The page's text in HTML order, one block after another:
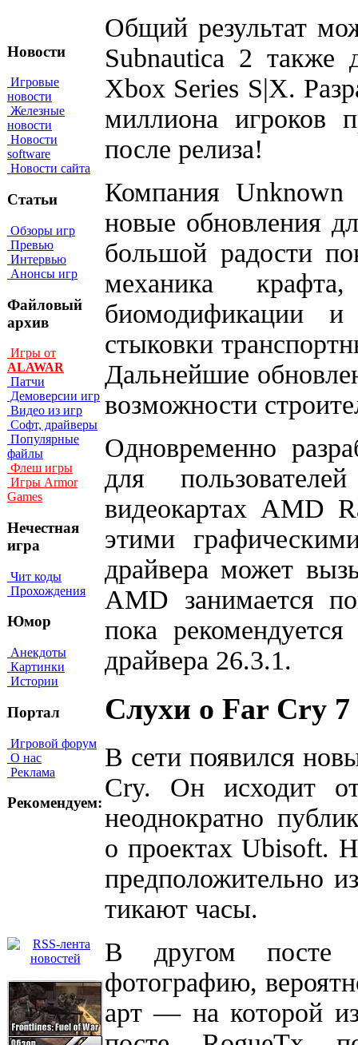
Новости
Игровые
новости
Железные
новости
Новости
software
Новости сайта
Статьи
Обзоры игр
Превью
Интервью
Анонсы игр
Файловый
архив
Игры от
ALAWAR
Патчи
Демоверсии игр
Видео из игр
Софт, драйверы
Популярные
файлы
Флеш игры
Игры Armor
Games
Нечестная
игра
Чит коды
Прохождения
Юмор
Анекдоты
Картинки
Истории
Портал
Игровой форум
О нас
Реклама
Рекомендуем:
Общий результат
Subnautica 2 также
Xbox Series S|X.
миллиона игроков
после релиза!
Компания Unknown
новые обновления
большой радости
механика крафта,
биомодификации
стыковки
Дальнейшие
возможности
Одновременно
для
видеокартах AMD
этими
драйвера может
AMD занимается
пока
драйвера 26.3.1.
Слухи о Far Cry 7
В сети появился
Cry. Он исходит от
неоднократно
о проектах Ubisoft.
предположительно
тикают часы.
В другом посте
фотографию,
арт — на которой